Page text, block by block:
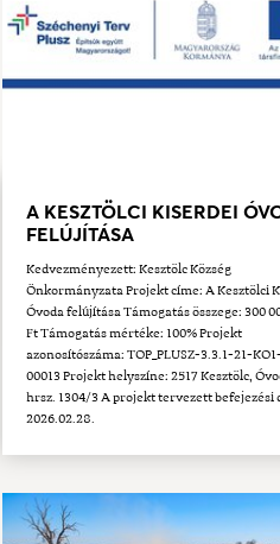
A KESZTÖLCI KISERDEI
FELÚJÍTÁSA
Kedvezményezett: Kesztölc Község
Önkormányzata Projekt címe: A Kesztölci
Óvoda felújítása Támogatás összege: 300
Ft Támogatás mértéke: 100% Projekt
azonosítószáma: TOP_PLUSZ-3.3.1-21-
00013 Projekt helyszíne: 2517 Kesztölc,
hrsz. 1304/3 A projekt tervezett befejezési
2026.02.28.